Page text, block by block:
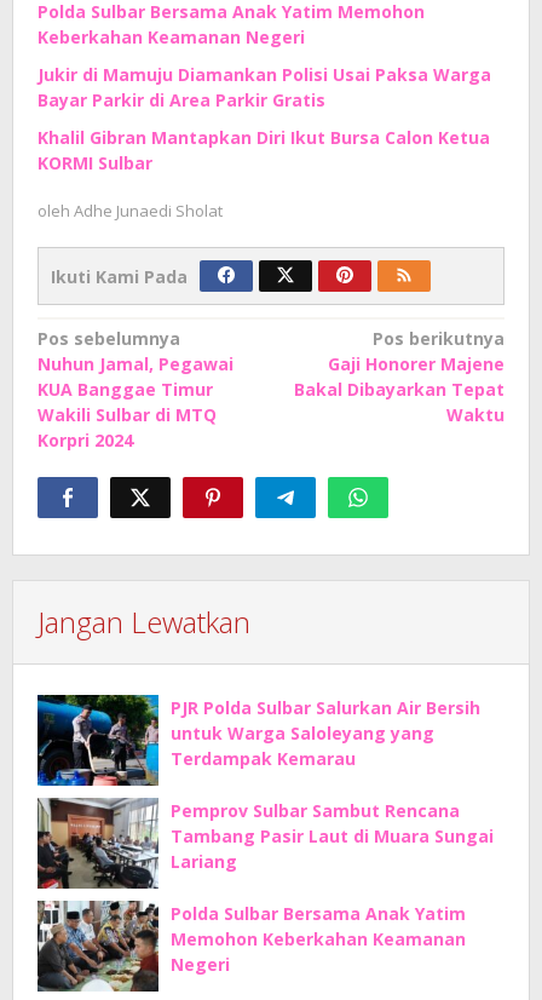
Polda Sulbar Bersama Anak Yatim Memohon
Keberkahan Keamanan Negeri
Jukir di Mamuju Diamankan Polisi Usai Paksa Warga
Bayar Parkir di Area Parkir Gratis
Khalil Gibran Mantapkan Diri Ikut Bursa Calon Ketua
KORMI Sulbar
oleh Adhe Junaedi Sholat
Ikuti Kami Pada
Navigasi
pos
Pos sebelumnya
Nuhun Jamal, Pegawai
KUA Banggae Timur
Wakili Sulbar di MTQ
Korpri 2024
Pos berikutnya
Gaji Honorer Majene
Bakal Dibayarkan Tepat
Waktu
Jangan Lewatkan
PJR Polda Sulbar Salurkan Air Bersih
untuk Warga Saloleyang yang
Terdampak Kemarau
Pemprov Sulbar Sambut Rencana
Tambang Pasir Laut di Muara Sungai
Lariang
Polda Sulbar Bersama Anak Yatim
Memohon Keberkahan Keamanan
Negeri